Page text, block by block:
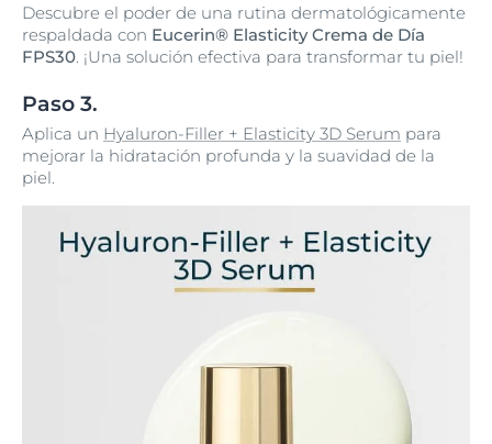
Descubre el poder de una rutina dermatológicamente
respaldada con Eucerin® Elasticity Crema de Día
FPS30 . ¡Una solución efectiva para transformar tu piel!
Paso 3.
Aplica un Hyaluron-Filler + Elasticity 3D Serum para
mejorar la hidratación profunda y la suavidad de la
piel.